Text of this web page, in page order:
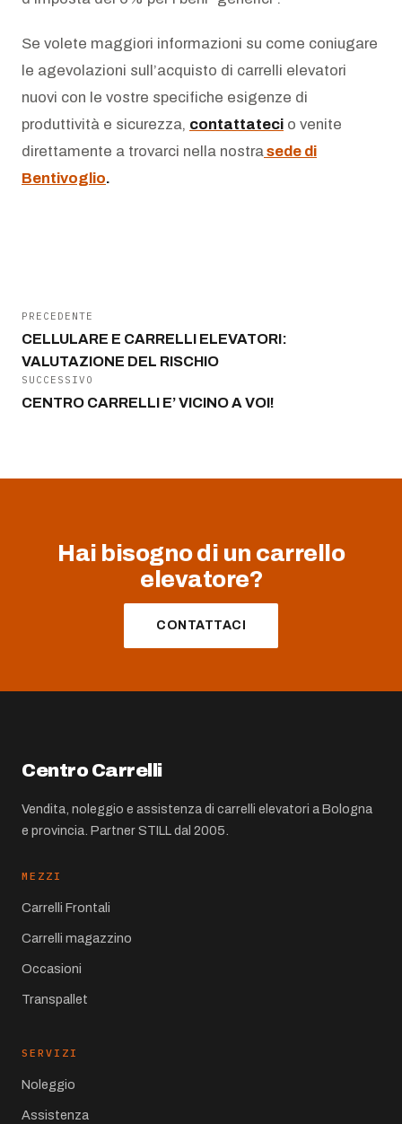
Se volete maggiori informazioni su come coniugare
le agevolazioni sull’acquisto di carrelli elevatori
nuovi con le vostre specifiche esigenze di
produttività e sicurezza, contattateci o venite
direttamente a trovarci nella nostrasede di
Bentivoglio.
PRECEDENTE
CELLULARE E CARRELLI ELEVATORI:
VALUTAZIONE DEL RISCHIO
SUCCESSIVO
CENTRO CARRELLI E’ VICINO A VOI!
Hai bisogno di un carrello
elevatore?
CONTATTACI
Centro Carrelli
Vendita, noleggio e assistenza di carrelli elevatori a Bologna
e provincia. Partner STILL dal 2005.
MEZZI
Carrelli Frontali
Carrelli magazzino
Occasioni
Transpallet
SERVIZI
Noleggio
Assistenza